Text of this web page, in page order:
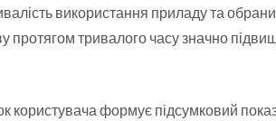
використання приладу та
протягом тривалого часу значно
користувача формує підсумковий